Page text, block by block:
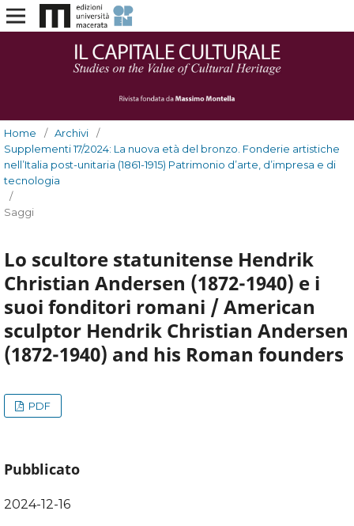
Home / Archivi
/
Supplementi 17/2024: La nuova età del bronzo. Fonderie artistiche
nell’Italia post-unitaria (1861-1915) Patrimonio d’arte, d’impresa e di
tecnologia
/
Saggi
Lo scultore statunitense Hendrik
Christian Andersen (1872-1940) e i
suoi fonditori romani / American
sculptor Hendrik Christian Andersen
(1872-1940) and his Roman founders
PDF
Pubblicato
2024-12-16